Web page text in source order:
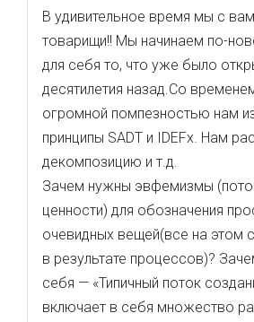
В удивительное время мы с
товарищи!! Мы начинаем по-
для себя то, что уже было
десятилетия назад.Со
огромной помпезностью нам
принципы SADT и IDEFx. Нам
декомпозицию и т.д.
Зачем нужны эвфемизмы
ценности) для обозначения
очевидных вещей(все на этом
в результате процессов)?
себя — «Типичный поток
включает в себя множество